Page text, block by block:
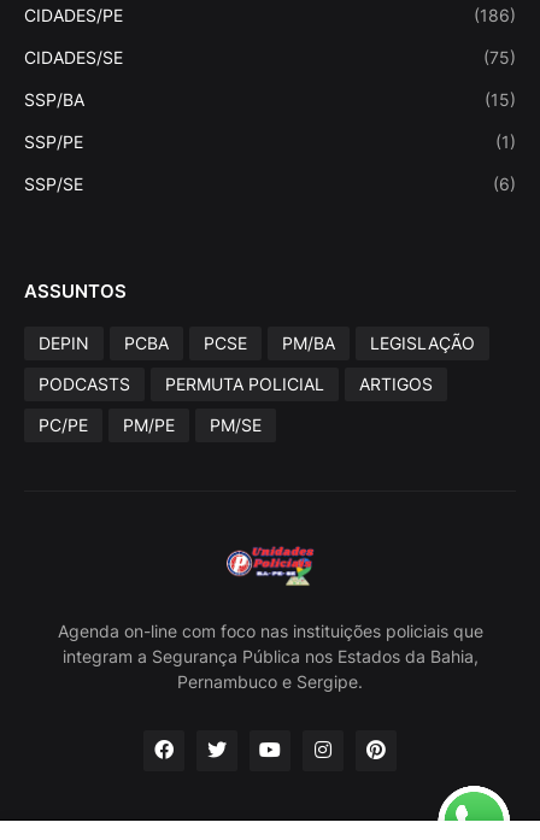
CIDADES/PE (186)
CIDADES/SE (75)
SSP/BA (15)
SSP/PE (1)
SSP/SE (6)
ASSUNTOS
DEPIN PCBA PCSE PM/BA
LEGISLAÇÃO
PODCASTS
PERMUTA POLICIAL
ARTIGOS
PC/PE
PM/PE PM/SE
Agenda on-line com foco nas instituições policiais que
integram a Segurança Pública nos Estados da Bahia,
Pernambuco e Sergipe.